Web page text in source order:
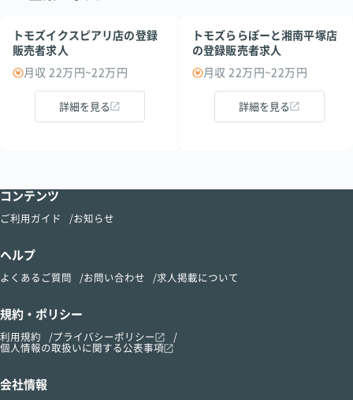
トモズイクスピアリ店の登録
販売者求人
月収 22万円~22万円
詳細を見る
トモズららぽーと湘南平塚店
の登録販売者求人
月収 22万円~22万円
詳細を見る
コンテンツ
ご利用ガイド お知らせ
ヘルプ
よくあるご質問 お問い合わせ 求人掲載について
規約・ポリシー
利用規約
プライバシーポリシー
個人情報の取扱いに関する公表事項
会社情報